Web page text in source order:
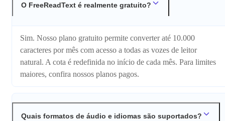
O FreeReadText é realmente gratuito?
Sim. Nosso plano gratuito permite converter até 10.000
caracteres por mês com acesso a todas as vozes de leitor
natural. A cota é redefinida no início de cada mês. Para limites
maiores, confira nossos planos pagos.
Quais formatos de áudio e idiomas são suportados?